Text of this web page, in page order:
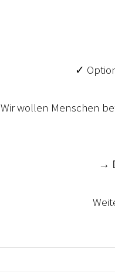
✓
Wir wollen Menschen
→